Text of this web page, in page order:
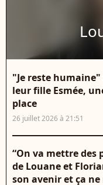
"Je reste
leur fille Esmée,
place
26 juillet 2026 à 21:51
“On va mettre des
de Louane et
son avenir et ça